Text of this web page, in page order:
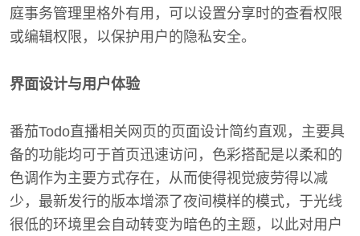
庭事务管理里格外有用，可以设置分享时的查看权限
或编辑权限，以保护用户的隐私安全。
界面设计与用户体验
番茄Todo直播相关网页的页面设计简约直观，主要具
备的功能均可于首页迅速访问，色彩搭配是以柔和的
色调作为主要方式存在，从而使得视觉疲劳得以减
少，最新发行的版本增添了夜间模样的模式，于光线
很低的环境里会自动转变为暗色的主题，以此对用户